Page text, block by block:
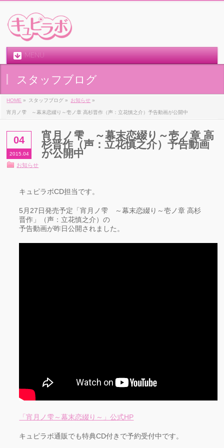
MENU
スタッフブログ
HOME » スタッフブログ » お知らせ »
宵月ノ雫 ～幕末恋綴り～壱ノ章 高杉晋作（声：立花慎之介）予告動画が公開中
04
2015.04
宵月ノ雫 ～幕末恋綴り～壱ノ章 高
杉晋作（声：立花慎之介）予告動画
が公開中
お知らせ
キュピラボCD担当です。
5月27日発売予定「宵月ノ雫 ～幕末恋綴り～壱ノ章 高杉
晋作」（声：立花慎之介）の
予告動画が昨日公開されました。
「宵月ノ雫～幕末恋綴り～」公式HP
キュピラボ通販でも特典CD付きで予約受付中です。